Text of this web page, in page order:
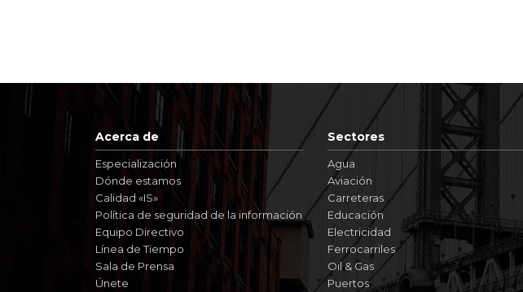
Acerca de
Especialización
Dónde estamos
Calidad «IS»
Política de seguridad de la información
Equipo Directivo
Línea de Tiempo
Sala de Prensa
Únete
Sectores
Agua
Aviación
Carreteras
Educación
Electricidad
Ferrocarriles
Oil & Gas
Puertos